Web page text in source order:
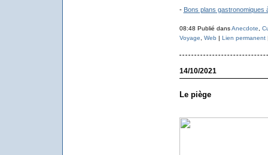
- Bons plans gastronomiques
08:48 Publié dansAnecdote
Voyage
Web | Lien permanent
14/10/2021
Le piège